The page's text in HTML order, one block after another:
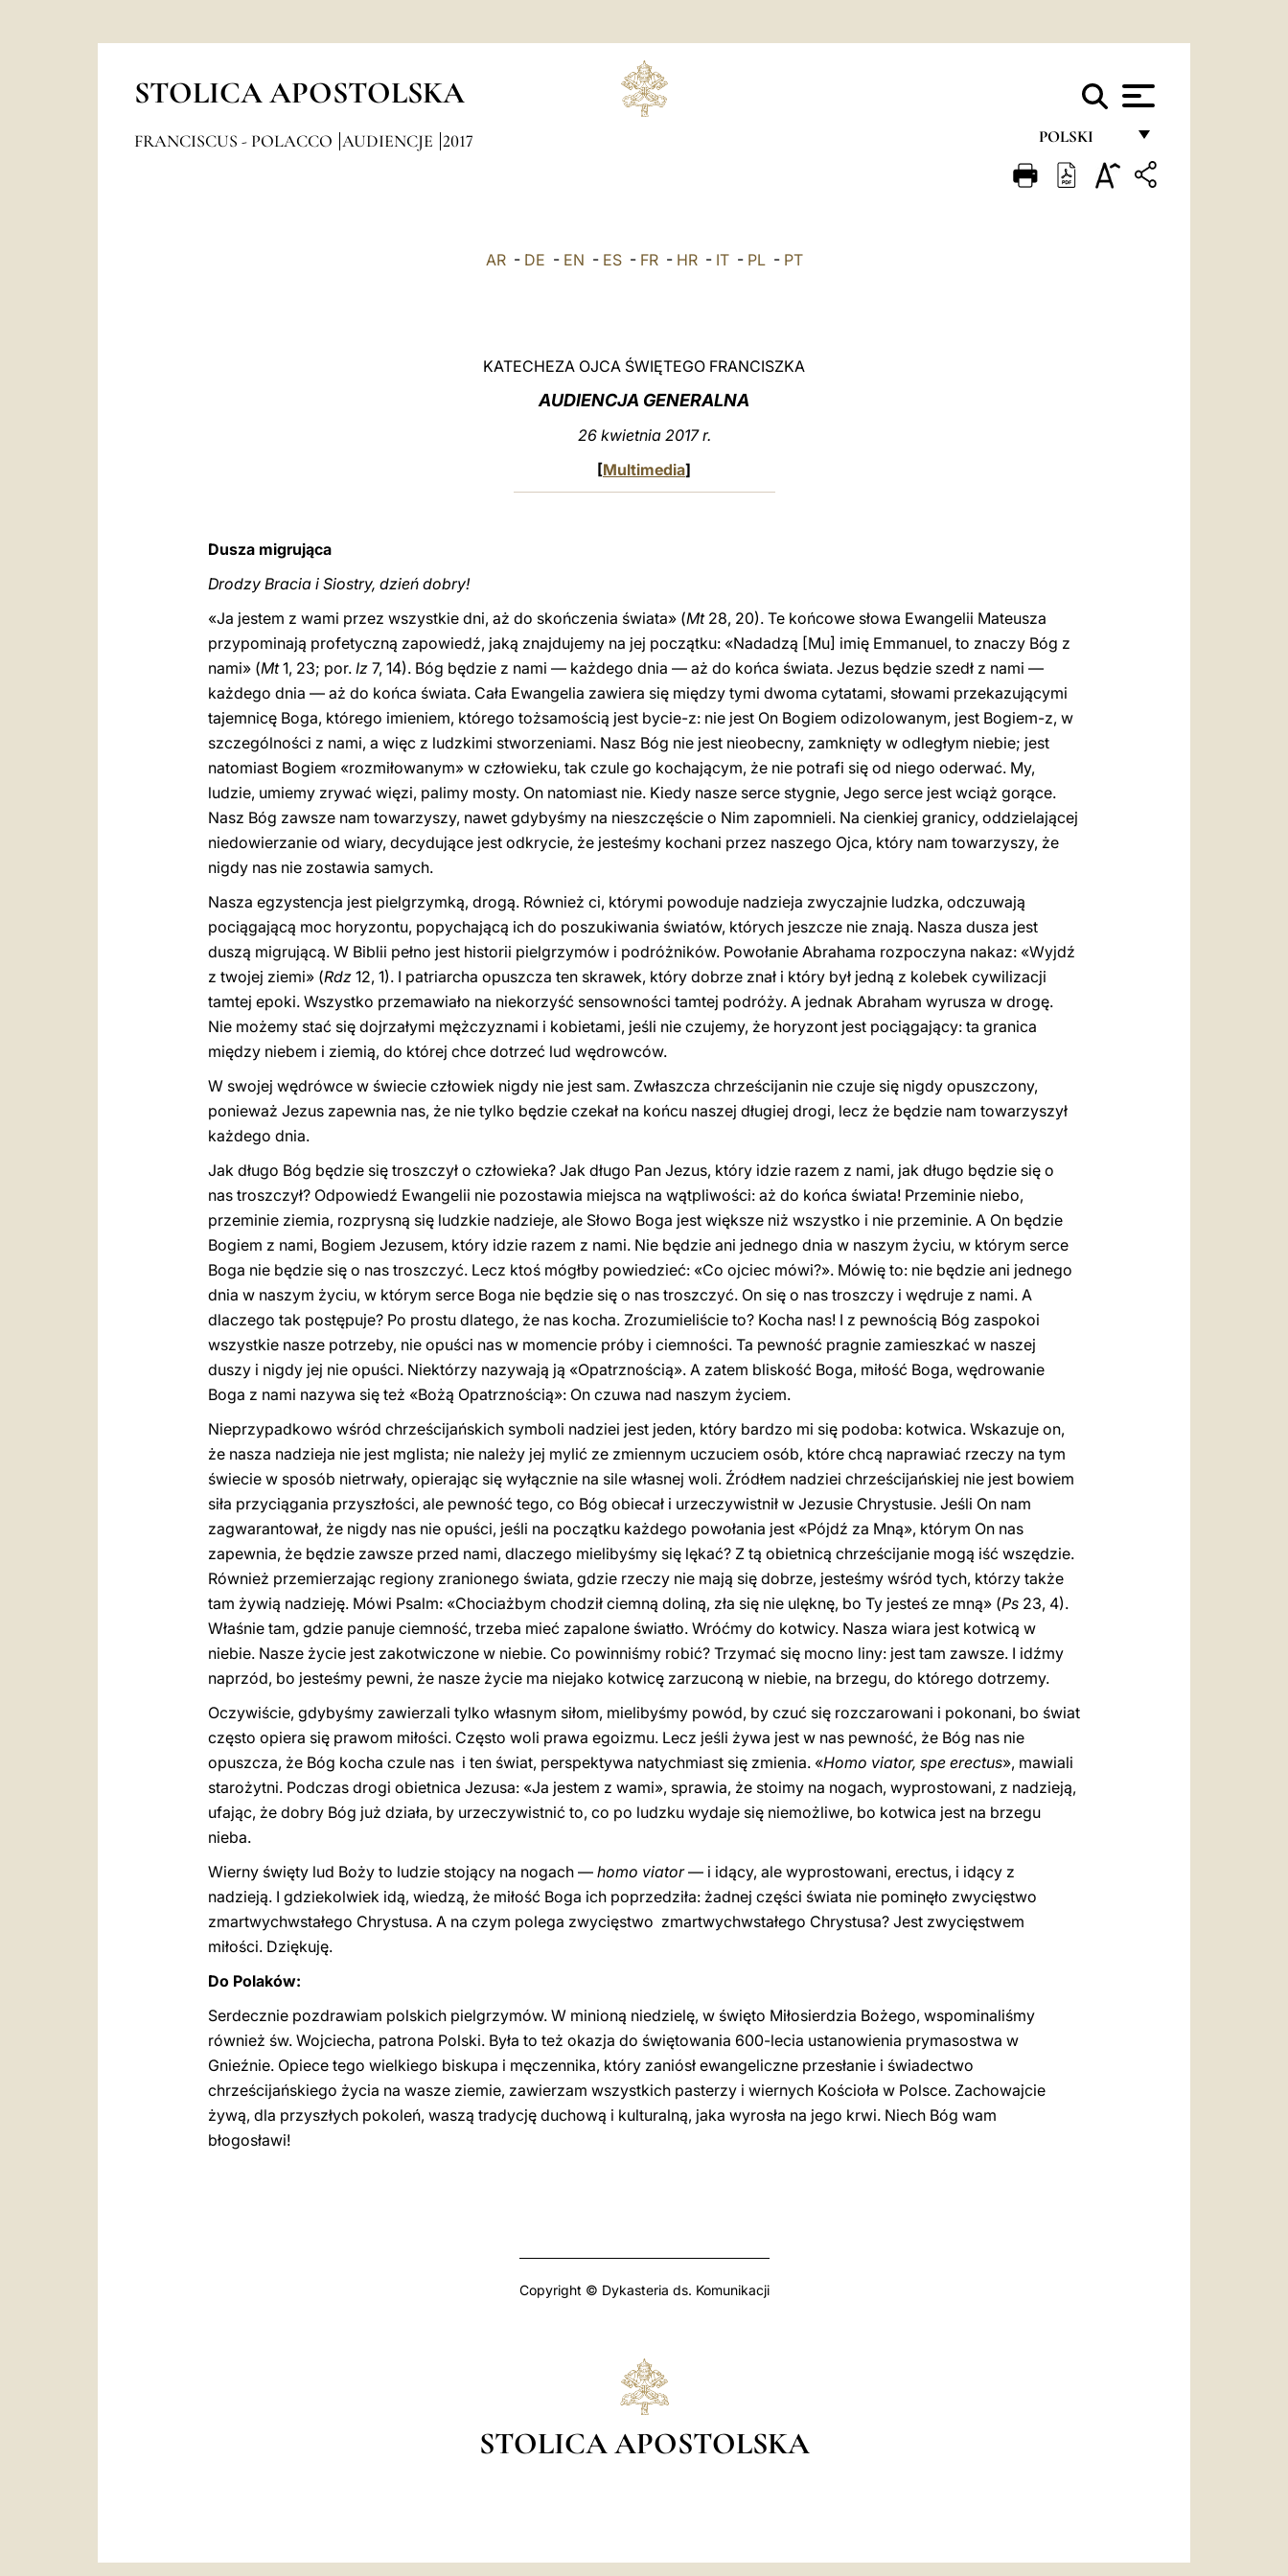
STOLICA APOSTOLSKA
POLSKI
FRANÇAIS
FRANCISCUS - POLACCO AUDIENCJE 2017
AR- DE - EN - ES- FR- HR- IT- PL- PT
KATECHEZA OJCA ŚWIĘTEGO FRANCISZKA
AUDIENCJA GENERALNA
26 kwietnia 2017 r.
[Multimedia]
Dusza migrująca
Drodzy Bracia i Siostry, dzień dobry!
«Ja jestem z wami przez wszystkie dni, aż do skończenia świata» (Mt28, 20). Te końcowe słowa Ewangelii Mateusza
przypominają profetyczną zapowiedź, jaką znajdujemy na jej początku: «Nadadzą [Mu] imię Emmanuel, to znaczy Bóg z
nami» (Mt1, 23; por. Iz 7, 14). Bóg będzie z nami — każdego dnia — aż do końca świata. Jezus będzie szedł z nami —
każdego dnia — aż do końca świata. Cała Ewangelia zawiera się między tymi dwoma cytatami, słowami przekazującymi
tajemnicę Boga, którego imieniem, którego tożsamością jest bycie-z: nie jest On Bogiem odizolowanym, jest Bogiem-z, w
szczególności z nami, a więc z ludzkimi stworzeniami. Nasz Bóg nie jest nieobecny, zamknięty w odległym niebie; jest
natomiast Bogiem «rozmiłowanym» w człowieku, tak czule go kochającym, że nie potrafi się od niego oderwać. My,
ludzie, umiemy zrywać więzi, palimy mosty. On natomiast nie. Kiedy nasze serce stygnie, Jego serce jest wciąż gorące.
Nasz Bóg zawsze nam towarzyszy, nawet gdybyśmy na nieszczęście o Nim zapomnieli. Na cienkiej granicy, oddzielającej
niedowierzanie od wiary, decydujące jest odkrycie, że jesteśmy kochani przez naszego Ojca, który nam towarzyszy, że
nigdy nas nie zostawia samych.
Nasza egzystencja jest pielgrzymką, drogą. Również ci, którymi powoduje nadzieja zwyczajnie ludzka, odczuwają
pociągającą moc horyzontu, popychającą ich do poszukiwania światów, których jeszcze nie znają. Nasza dusza jest
duszą migrującą. W Biblii pełno jest historii pielgrzymów i podróżników. Powołanie Abrahama rozpoczyna nakaz: «Wyjdź
z twojej ziemi» (Rdz 12, 1). I patriarcha opuszcza ten skrawek, który dobrze znał i który był jedną z kolebek cywilizacji
tamtej epoki. Wszystko przemawiało na niekorzyść sensowności tamtej podróży. A jednak Abraham wyrusza w drogę.
Nie możemy stać się dojrzałymi mężczyznami i kobietami, jeśli nie czujemy, że horyzont jest pociągający: ta granica
między niebem i ziemią, do której chce dotrzeć lud wędrowców.
W swojej wędrówce w świecie człowiek nigdy nie jest sam. Zwłaszcza chrześcijanin nie czuje się nigdy opuszczony,
ponieważ Jezus zapewnia nas, że nie tylko będzie czekał na końcu naszej długiej drogi, lecz że będzie nam towarzyszył
każdego dnia.
Jak długo Bóg będzie się troszczył o człowieka? Jak długo Pan Jezus, który idzie razem z nami, jak długo będzie się o
nas troszczył? Odpowiedź Ewangelii nie pozostawia miejsca na wątpliwości: aż do końca świata! Przeminie niebo,
przeminie ziemia, rozprysną się ludzkie nadzieje, ale Słowo Boga jest większe niż wszystko i nie przeminie. A On będzie
Bogiem z nami, Bogiem Jezusem, który idzie razem z nami. Nie będzie ani jednego dnia w naszym życiu, w którym serce
Boga nie będzie się o nas troszczyć. Lecz ktoś mógłby powiedzieć: «Co ojciec mówi?». Mówię to: nie będzie ani jednego
dnia w naszym życiu, w którym serce Boga nie będzie się o nas troszczyć. On się o nas troszczy i wędruje z nami. A
dlaczego tak postępuje? Po prostu dlatego, że nas kocha. Zrozumieliście to? Kocha nas! I z pewnością Bóg zaspokoi
wszystkie nasze potrzeby, nie opuści nas w momencie próby i ciemności. Ta pewność pragnie zamieszkać w naszej
duszy i nigdy jej nie opuści. Niektórzy nazywają ją «Opatrznością». A zatem bliskość Boga, miłość Boga, wędrowanie
Boga z nami nazywa się też «Bożą Opatrznością»: On czuwa nad naszym życiem.
Nieprzypadkowo wśród chrześcijańskich symboli nadziei jest jeden, który bardzo mi się podoba: kotwica. Wskazuje on,
że nasza nadzieja nie jest mglista; nie należy jej mylić ze zmiennym uczuciem osób, które chcą naprawiać rzeczy na tym
świecie w sposób nietrwały, opierając się wyłącznie na sile własnej woli. Źródłem nadziei chrześcijańskiej nie jest bowiem
siła przyciągania przyszłości, ale pewność tego, co Bóg obiecał i urzeczywistnił w Jezusie Chrystusie. Jeśli On nam
zagwarantował, że nigdy nas nie opuści, jeśli na początku każdego powołania jest «Pójdź za Mną», którym On nas
zapewnia, że będzie zawsze przed nami, dlaczego mielibyśmy się lękać? Z tą obietnicą chrześcijanie mogą iść wszędzie.
Również przemierzając regiony zranionego świata, gdzie rzeczy nie mają się dobrze, jesteśmy wśród tych, którzy także
tam żywią nadzieję. Mówi Psalm: «Chociażbym chodził ciemną doliną, zła się nie ulęknę, bo Ty jesteś ze mną» (Ps 23, 4).
Właśnie tam, gdzie panuje ciemność, trzeba mieć zapalone światło. Wróćmy do kotwicy. Nasza wiara jest kotwicą w
niebie. Nasze życie jest zakotwiczone w niebie. Co powinniśmy robić? Trzymać się mocno liny: jest tam zawsze. I idźmy
naprzód, bo jesteśmy pewni, że nasze życie ma niejako kotwicę zarzuconą w niebie, na brzegu, do którego dotrzemy.
Oczywiście, gdybyśmy zawierzali tylko własnym siłom, mielibyśmy powód, by czuć się rozczarowani i pokonani, bo świat
często opiera się prawom miłości. Często woli prawa egoizmu. Lecz jeśli żywa jest w nas pewność, że Bóg nas nie
opuszcza, że Bóg kocha czule nas i ten świat, perspektywa natychmiast się zmienia. «Homo viator, spe erectus», mawiali
starożytni. Podczas drogi obietnica Jezusa: «Ja jestem z wami», sprawia, że stoimy na nogach, wyprostowani, z nadzieją,
ufając, że dobry Bóg już działa, by urzeczywistnić to, co po ludzku wydaje się niemożliwe, bo kotwica jest na brzegu
nieba.
Wierny święty lud Boży to ludzie stojący na nogach — homo viator— i idący, ale wyprostowani, erectus, i idący z
nadzieją. I gdziekolwiek idą, wiedzą, że miłość Boga ich poprzedziła: żadnej części świata nie pominęło zwycięstwo
zmartwychwstałego Chrystusa. A na czym polega zwycięstwo zmartwychwstałego Chrystusa? Jest zwycięstwem
miłości. Dziękuję.
Do Polaków:
Serdecznie pozdrawiam polskich pielgrzymów. W minioną niedzielę, w święto Miłosierdzia Bożego, wspominaliśmy
również św. Wojciecha, patrona Polski. Była to też okazja do świętowania 600-lecia ustanowienia prymasostwa w
Gnieźnie. Opiece tego wielkiego biskupa i męczennika, który zaniósł ewangeliczne przesłanie i świadectwo
chrześcijańskiego życia na wasze ziemie, zawierzam wszystkich pasterzy i wiernych Kościoła w Polsce. Zachowajcie
żywą, dla przyszłych pokoleń, waszą tradycję duchową i kulturalną, jaka wyrosła na jego krwi. Niech Bóg wam
błogosławi!
Copyright © Dykasteria ds. Komunikacji
STOLICA APOSTOLSKA